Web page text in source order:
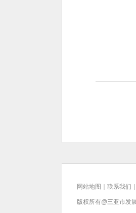
网站地图 联系我们
版权所有@三亚市发